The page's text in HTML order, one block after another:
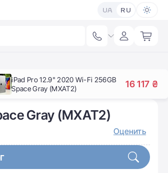
UA RU
iPad Pro 12.9" 2020 Wi-Fi 256GB
Space Gray (MXAT2)
16 117 ₴
Gray (MXAT2)
Оценить